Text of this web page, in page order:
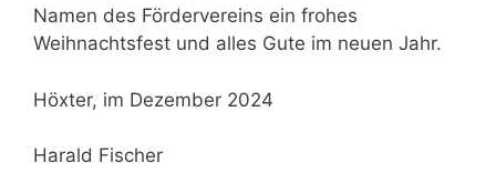
Namen des Fördervereins ein frohes
Weihnachtsfest und alles Gute im neuen Jahr.
Höxter, im Dezember 2024
Harald Fischer